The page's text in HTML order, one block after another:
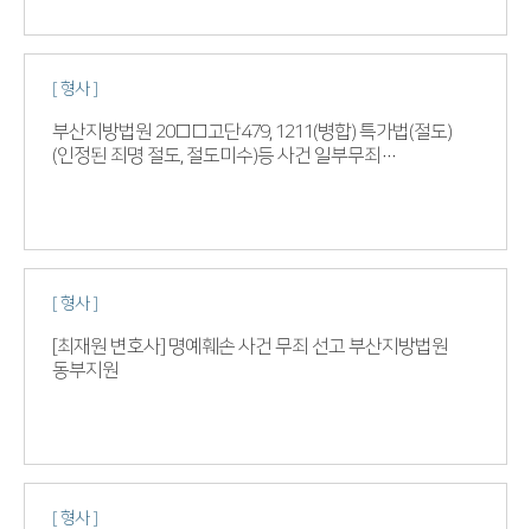
[ 형사 ]
부산지방법원 20□□고단479, 1211(병합) 특가법(절도)
(인정된 죄명 절도, 절도미수)등 사건 일부무죄…
[ 형사 ]
[최재원 변호사] 명예훼손 사건 무죄 선고 부산지방법원
동부지원
[ 형사 ]